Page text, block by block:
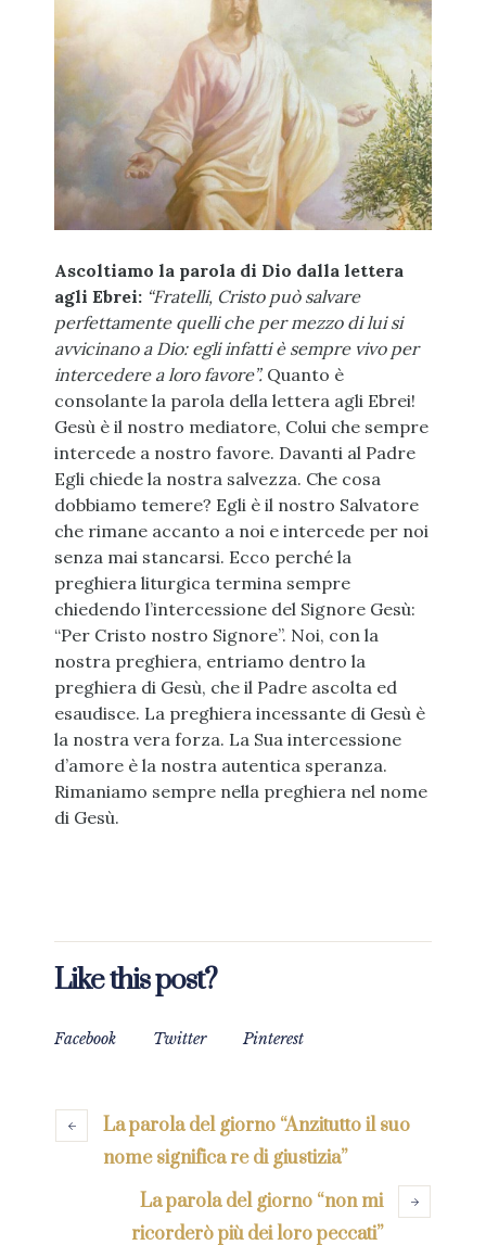
Ascoltiamo la parola di Dio dalla lettera
agli Ebrei: “Fratelli, Cristo può salvare
perfettamente quelli che per mezzo di lui si
avvicinano a Dio: egli infatti è sempre vivo per
intercedere a loro favore”.Quanto è
consolante la parola della lettera agli Ebrei!
Gesù è il nostro mediatore, Colui che sempre
intercede a nostro favore. Davanti al Padre
Egli chiede la nostra salvezza. Che cosa
dobbiamo temere? Egli è il nostro Salvatore
che rimane accanto a noi e intercede per noi
senza mai stancarsi. Ecco perché la
preghiera liturgica termina sempre
chiedendo l’intercessione del Signore Gesù:
“Per Cristo nostro Signore”. Noi, con la
nostra preghiera, entriamo dentro la
preghiera di Gesù, che il Padre ascolta ed
esaudisce. La preghiera incessante di Gesù è
la nostra vera forza. La Sua intercessione
d’amore è la nostra autentica speranza.
Rimaniamo sempre nella preghiera nel nome
di Gesù.
Like this post?
Facebook Twitter Pinterest
La parola del giorno “Anzitutto il suo
nome significa re di giustizia”
La parola del giorno “non mi
ricorderò più dei loro peccati”